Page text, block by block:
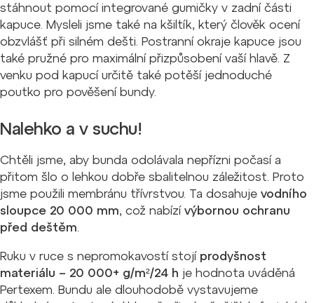
stáhnout pomocí integrované gumičky v zadní části
kapuce. Mysleli jsme také na kšiltík, který člověk ocení
obzvlášť při silném dešti. Postranní okraje kapuce jsou
také pružné pro maximální přizpůsobení vaší hlavě. Z
venku pod kapucí určitě také potěší jednoduché
poutko pro pověšení bundy.
Nalehko a v suchu!
Chtěli jsme, aby bunda odolávala nepřízni počasí a
přitom šlo o lehkou dobře sbalitelnou záležitost. Proto
jsme použili membránu třívrstvou. Ta dosahuje vodního
sloupce 20 000 mm, což nabízí výbornou ochranu
před deštěm.
Ruku v ruce s nepromokavostí stojí prodyšnost
materiálu – 20 000+ g/m²/24 h je hodnota uváděná
Pertexem. Bundu ale dlouhodobě vystavujeme